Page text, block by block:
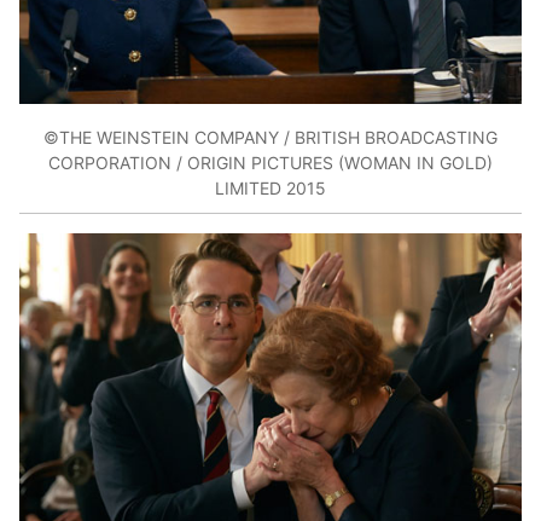
©THE WEINSTEIN COMPANY / BRITISH BROADCASTING
CORPORATION / ORIGIN PICTURES (WOMAN IN GOLD)
LIMITED 2015